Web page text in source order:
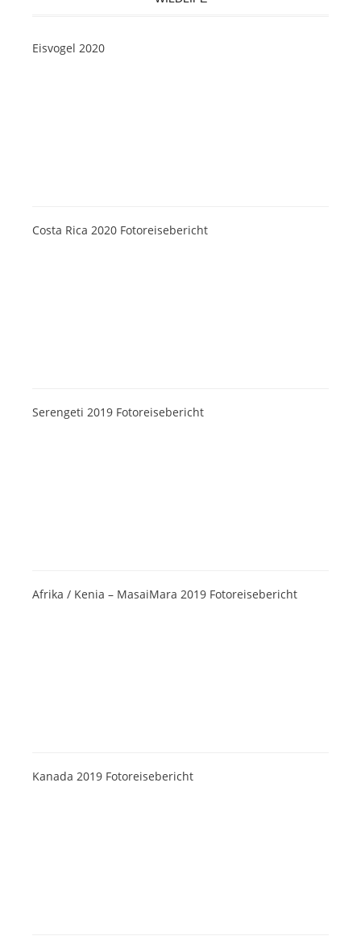
Eisvogel 2020
Costa Rica 2020 Fotoreisebericht
Serengeti 2019 Fotoreisebericht
Afrika / Kenia – MasaiMara 2019 Fotoreisebericht
Kanada 2019 Fotoreisebericht